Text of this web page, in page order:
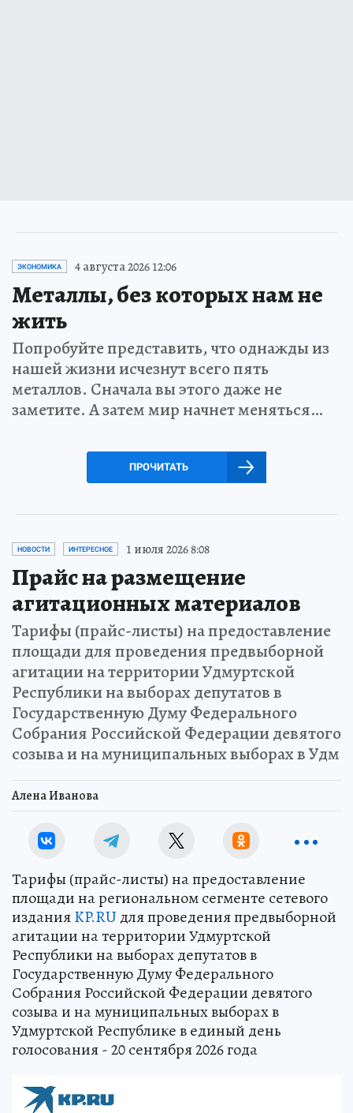
ЭКОНОМИКА 4 августа 2026 12:06
Металлы, без которых нам не
жить
Попробуйте представить, что однажды из
нашей жизни исчезнут всего пять
металлов. Сначала вы этого даже не
заметите. А затем мир начнет меняться…
ПРОЧИТАТЬ
НОВОСТИ ИНТЕРЕСНОЕ 1 июля 2026 8:08
Прайс на размещение
агитационных материалов
Тарифы (прайс-листы) на предоставление
площади для проведения предвыборной
агитации на территории Удмуртской
Республики на выборах депутатов в
Государственную Думу Федерального
Собрания Российской Федерации девятого
созыва и на муниципальных выборах в Удм
Алена Иванова
Тарифы (прайс-листы) на предоставление
площади на региональном сегменте сетевого
изданияKP.RU для проведения предвыборной
агитации на территории Удмуртской
Республики на выборах депутатов в
Государственную Думу Федерального
Собрания Российской Федерации девятого
созыва и на муниципальных выборах в
Удмуртской Республике в единый день
голосования - 20 сентября 2026 года